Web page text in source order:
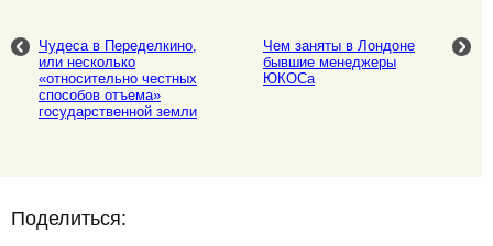
Чудеса в Переделкино,
или несколько
«относительно честных
способов отъема»
государственной земли
Чем заняты в Лондоне
бывшие менеджеры
ЮКОСа
Поделиться: